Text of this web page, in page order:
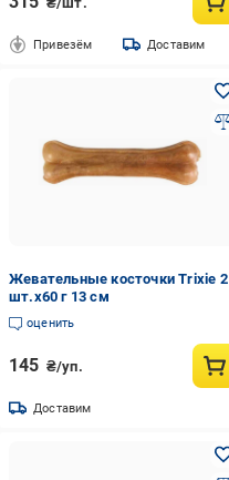
Привезём Доставим
Жевательные косточки Trixie 2
шт.х60 г 13 см
оценить
145 ₴/уп.
Доставим